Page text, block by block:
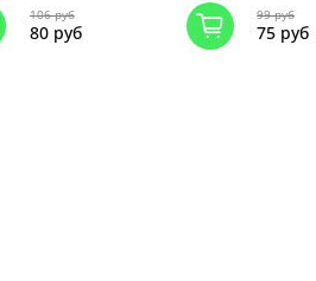
106 руб
80 руб
99 руб
75 руб